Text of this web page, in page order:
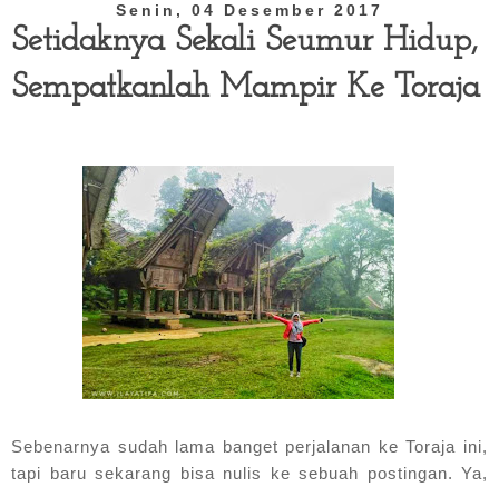
Senin, 04 Desember 2017
Setidaknya Sekali Seumur Hidup,
Sempatkanlah Mampir Ke Toraja
Sebenarnya sudah lama banget perjalanan ke Toraja ini,
tapi baru sekarang bisa nulis ke sebuah postingan. Ya,